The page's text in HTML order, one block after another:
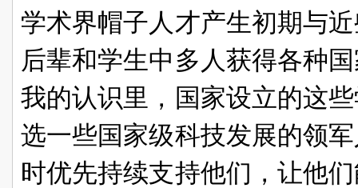
学术界帽子人才产生初期与
后辈和学生中多人获得各种
我的认识里，国家设立的这
选一些国家级科技发展的领
时优先持续支持他们，让他